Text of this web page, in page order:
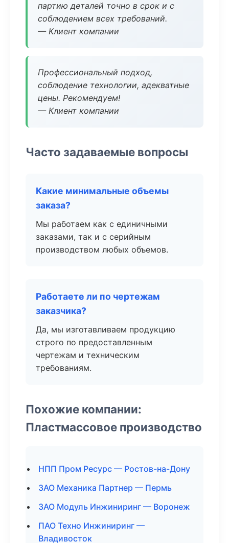
партию деталей точно в срок и с
соблюдением всех требований.
— Клиент компании
Профессиональный подход,
соблюдение технологии, адекватные
цены. Рекомендуем!
— Клиент компании
Часто задаваемые вопросы
Какие минимальные объемы
заказа?
Мы работаем как с единичными
заказами, так и с серийным
производством любых объемов.
Работаете ли по чертежам
заказчика?
Да, мы изготавливаем продукцию
строго по предоставленным
чертежам и техническим
требованиям.
Похожие компании:
Пластмассовое производство
НПП Пром Ресурс — Ростов-на-Дону
ЗАО Механика Партнер — Пермь
ЗАО Модуль Инжиниринг — Воронеж
ПАО Техно Инжиниринг —
Владивосток